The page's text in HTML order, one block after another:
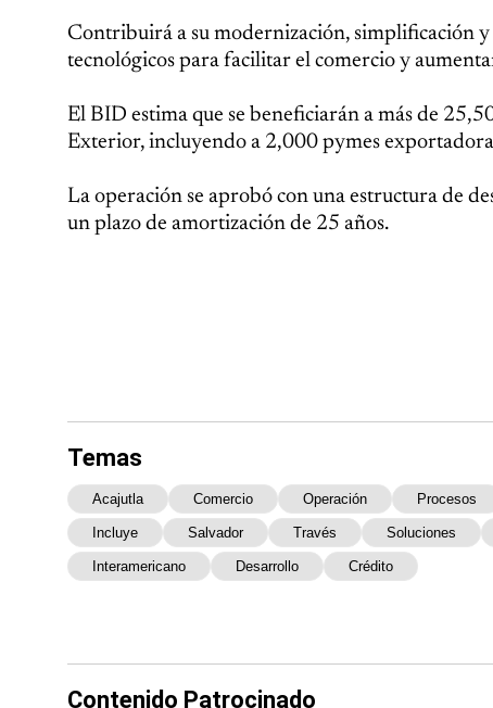
Contribuirá a su modernización, simplificación y
tecnológicos para facilitar el comercio y
El BID estima que se beneficiarán a más de
Exterior, incluyendo a 2,000 pymes
La operación se aprobó con una estructura de
un plazo de amortización de 25 años.
Temas
Acajutla Comercio Operación Procesos
Incluye Salvador Través Soluciones
Interamericano Desarrollo Crédito
Contenido Patrocinado